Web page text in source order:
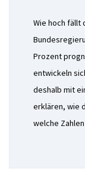
Wie hoch fällt
Prozent
entwickeln
deshalb mit
erklären, wie
welche